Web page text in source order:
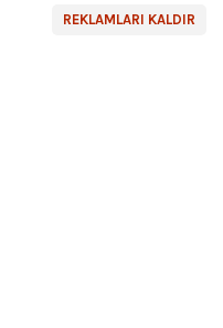
REKLAMLARI KALDIR